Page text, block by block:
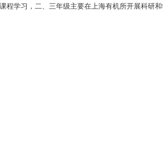
学习，二、三年级主要在上海有机所开展科研